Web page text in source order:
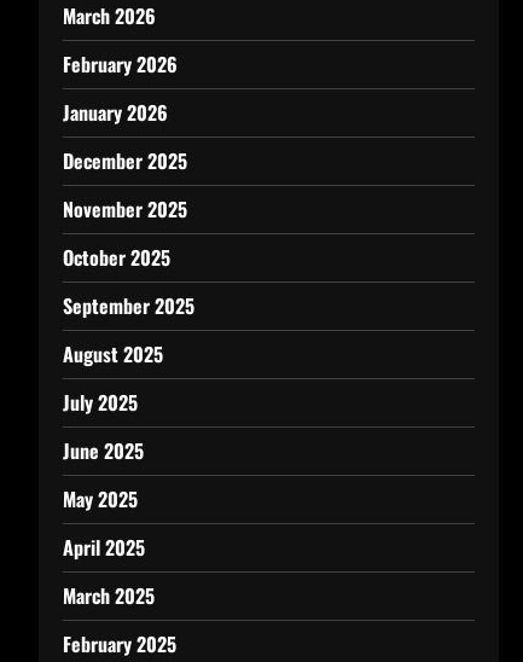
March 2026
February 2026
January 2026
December 2025
November 2025
October 2025
September 2025
August 2025
July 2025
June 2025
May 2025
April 2025
March 2025
February 2025